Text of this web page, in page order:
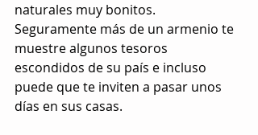
naturales muy bonitos.
Seguramente más de un armenio te
muestre algunos tesoros
escondidos de su país e incluso
puede que te inviten a pasar unos
días en sus casas.